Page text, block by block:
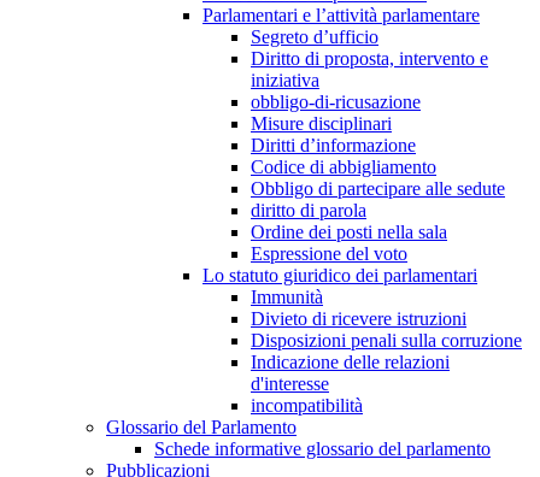
Parlamentari e l’attività parlamentare
Segreto d’ufficio
Diritto di proposta, intervento e
iniziativa
obbligo-di-ricusazione
Misure disciplinari
Diritti d’informazione
Codice di abbigliamento
Obbligo di partecipare alle sedute
diritto di parola
Ordine dei posti nella sala
Espressione del voto
Lo statuto giuridico dei parlamentari
Immunità
Divieto di ricevere istruzioni
Disposizioni penali sulla corruzione
Indicazione delle relazioni
d'interesse
incompatibilità
Glossario del Parlamento
Schede informative glossario del parlamento
Pubblicazioni